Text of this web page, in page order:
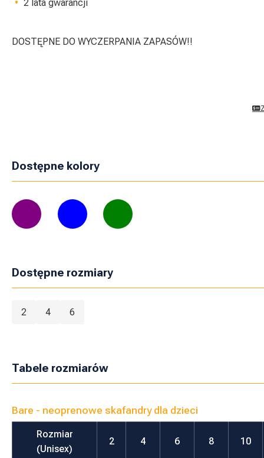
2 lata gwarancji
DOSTĘPNE DO WYCZERPANIA ZAPASÓW!!
Dostępne kolory
Dostępne rozmiary
2 4 6
Tabele rozmiarów
Bare - neoprenowe skafandry dla dzieci
Rozmiar
(Unisex)
2 4 6 8 10